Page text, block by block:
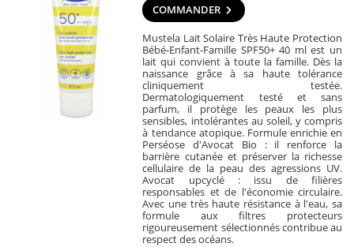
COMMANDER
Mustela Lait Solaire Très Haute Protection
Bébé-Enfant-Famille SPF50+ 40 ml est un
lait qui convient à toute la famille. Dès la
naissance grâce à sa haute tolérance
cliniquement testée.
Dermatologiquement testé et sans
parfum, il protège les peaux les plus
sensibles, intolérantes au soleil, y compris
à tendance atopique. Formule enrichie en
Perséose d'Avocat Bio : il renforce la
barrière cutanée et préserver la richesse
cellulaire de la peau des agressions UV.
Avocat upcyclé : issu de filières
responsables et de l'économie circulaire.
Avec une très haute résistance à l'eau, sa
formule aux filtres protecteurs
rigoureusement sélectionnés contribue au
respect des océans.